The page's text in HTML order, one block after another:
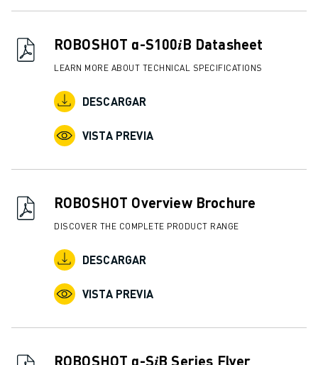
ROBOSHOT α-S100𝑖B Datasheet
LEARN MORE ABOUT TECHNICAL SPECIFICATIONS
DESCARGAR
VISTA PREVIA
ROBOSHOT Overview Brochure
DISCOVER THE COMPLETE PRODUCT RANGE
DESCARGAR
VISTA PREVIA
ROBOSHOT α-S𝑖B Series Flyer